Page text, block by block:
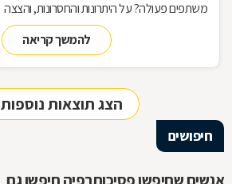
משתפים פעולה? על היתרונות והחסרונות, והצצה
לעולם המטפלים הרגשיים בתקופה זו
להמשך קריאה
הצג תוצאות נוספות
חיפושים